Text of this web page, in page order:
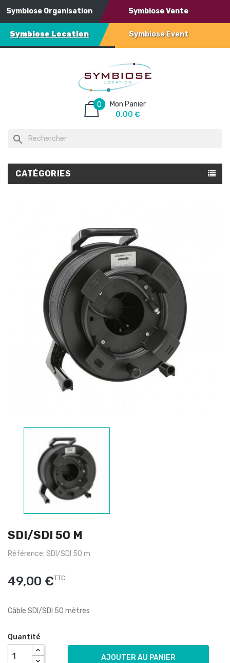
Symbiose Organisation Symbiose Vente
Symbiose Location Symbiose Event
Mon Panier
0
0,00 €
search
CATÉGORIES
SDI/SDI 50 M
Référence: SDI/SDI 50 m
49,00 €TTC
Câble SDI/SDI 50 mètres
Quantité
AJOUTER AU PANIER